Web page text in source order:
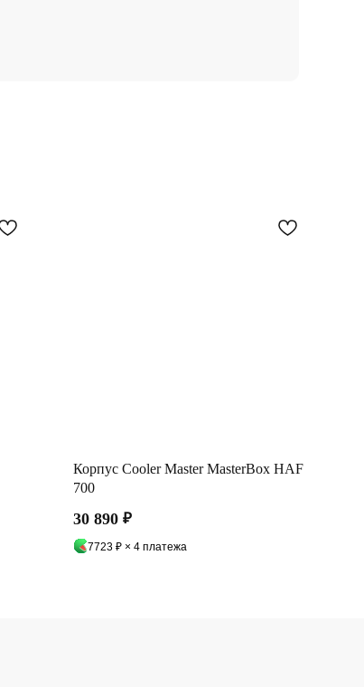
Корпус Cooler Master MasterBox HAF
700
30 890 ₽
7723 ₽ × 4 платежа